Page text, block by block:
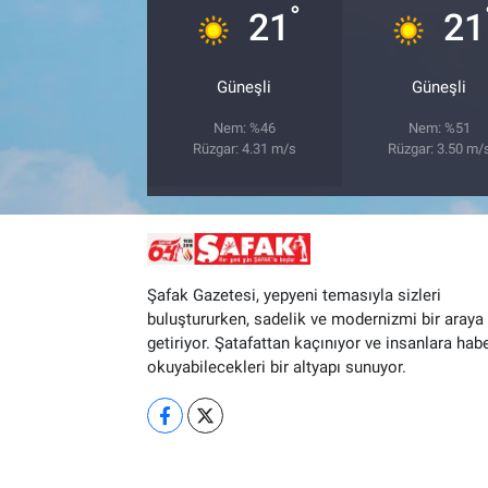
21 °
Güneşli
Nem: %46
Rüzgar: 4.31 m/s
21
Güneşli
Nem: %51
Rüzgar: 3.50 m/
Şafak Gazetesi, yepyeni temasıyla sizleri
buluştururken, sadelik ve modernizmi bir araya
getiriyor. Şatafattan kaçınıyor ve insanlara
okuyabilecekleri bir altyapı sunuyor.